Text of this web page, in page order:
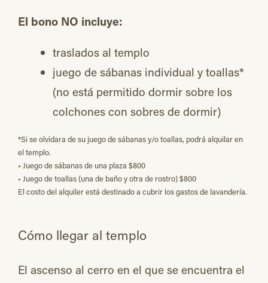
El bono NO incluye:
traslados al templo
juego de sábanas individual y toallas*
(no está permitido dormir sobre los
colchones con sobres de dormir)
*Si se olvidara de su juego de sábanas y/o toallas, podrá alquilar en
el templo.
•⁠ ⁠Juego de sábanas de una plaza $800
•⁠ ⁠⁠Juego de toallas (una de baño y otra de rostro) $800
El costo del alquiler está destinado a cubrir los gastos de lavandería.
Cómo llegar al templo
El ascenso al cerro en el que se encuentra el